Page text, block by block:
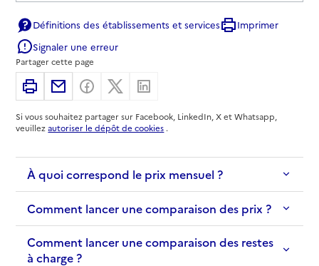
Définitions des établissements et services
Imprimer
Signaler une erreur
Partager cette page
ImprimerPartager par email
Partager sur Facebook
Partager sur X
Si vous souhaitez partager sur Facebook, LinkedIn, X et Whatsapp,
veuillezautoriser le dépôt de cookies .
À quoi correspond le prix mensuel ?
Comment lancer une comparaison des prix ?
Comment lancer une comparaison des restes
à charge ?